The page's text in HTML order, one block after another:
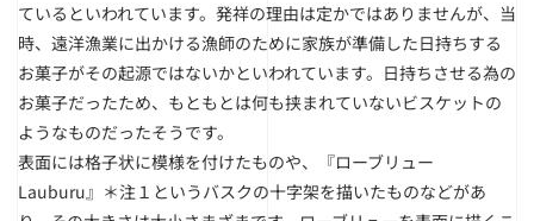
ているといわれています。発祥の理由は定かではありませんが、当
時、遠洋漁業に出かける漁師のために家族が準備した日持ちする
お菓子がその起源ではないかといわれています。日持ちさせる為の
お菓子だったため、もともとは何も挟まれていないビスケットの
ようなものだったそうです。
表面には格子状に模様を付けたものや、『ローブリュー
Lauburu』＊注１というバスクの十字架を描いたものなどがあ